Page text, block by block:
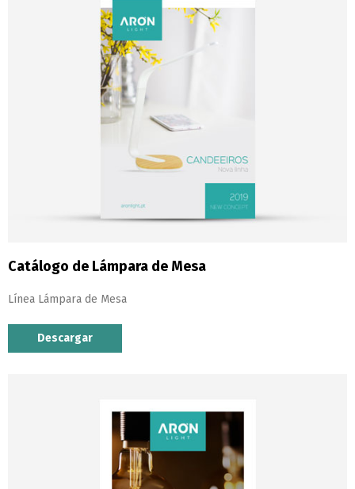
Catálogo de Lámpara de Mesa
Línea Lámpara de Mesa
Descargar